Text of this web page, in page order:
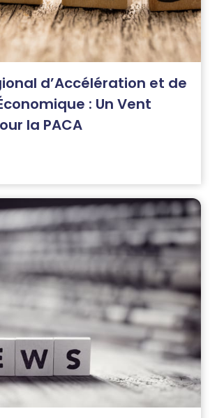
d’Accélération et de
: Un Vent
la PACA